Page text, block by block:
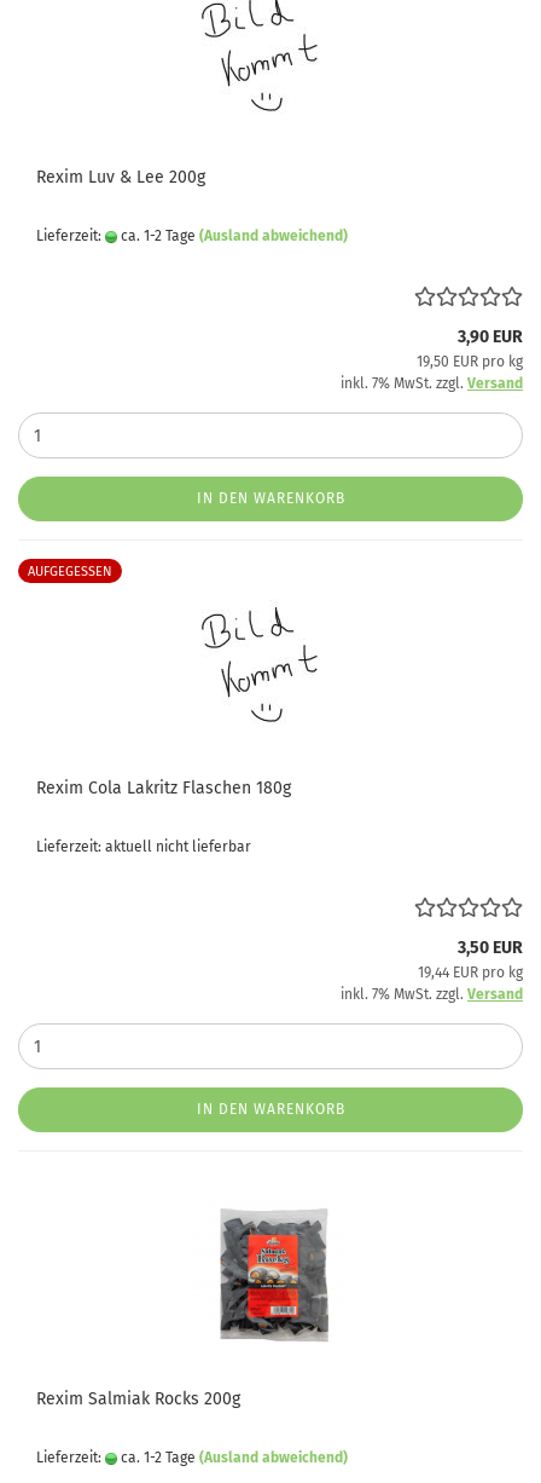
Rexim Luv & Lee 200g
Lieferzeit: ca. 1-2 Tage (Ausland abweichend)
3,90 EUR
19,50 EUR pro kg
inkl. 7% MwSt. zzgl. Versand
IN DEN WARENKORB
AUFGEGESSEN
Rexim Cola Lakritz Flaschen 180g
Lieferzeit: aktuell nicht lieferbar
3,50 EUR
19,44 EUR pro kg
inkl. 7% MwSt. zzgl. Versand
IN DEN WARENKORB
Rexim Salmiak Rocks 200g
Lieferzeit: ca. 1-2 Tage (Ausland abweichend)